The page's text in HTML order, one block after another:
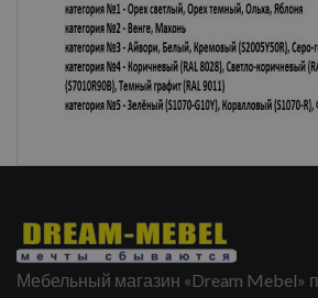
Мебельный магазин «Dream Mebel»